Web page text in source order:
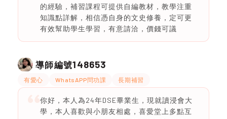
的經驗，補習課程可提供自編教材，教學注重
知識點詳解，相信憑自身的文史修養，定可更
有效幫助學生學習，有意請洽，價錢可議
導師編號148653
有愛心 WhatsAPP問功課 長期補習
你好，本人為24年DSE畢業生，現就讀浸會大
學，本人喜歡與小朋友相處，喜愛堂上多點互